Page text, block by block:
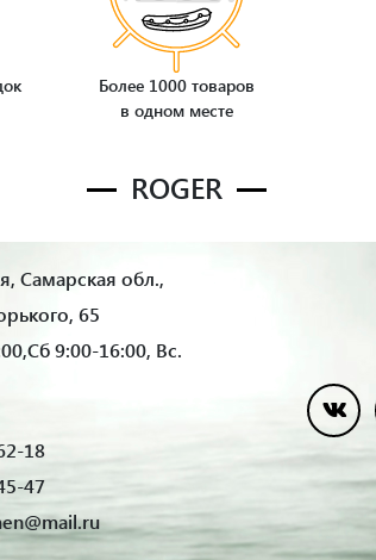
Более 1000 товаров
в одном месте
ROGER
Самарская обл.,
65
9:00-16:00, Вс.
18
47